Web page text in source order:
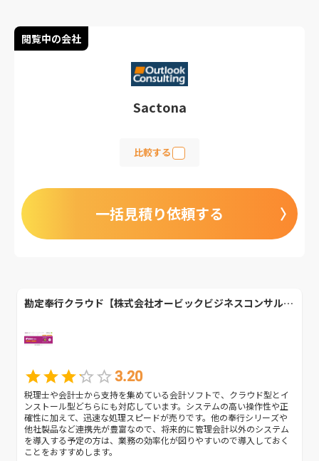
閲覧中の会社
Sactona
比較する
一括見積り依頼する
勘定奉行クラウド【株式会社オービックビジネスコンサルタント】
3.20
税理士や会計士から支持を集めている会計ソフトで、クラウド型とイ
ンストール型どちらにも対応しています。システムの高い操作性や正
確性に加えて、迅速な処理スピードが売りです。他の奉行シリーズや
他社製品など連携先が豊富なので、将来的に管理会計以外のシステム
を導入する予定の方は、業務の効率化が図りやすいので導入しておく
ことをおすすめします。